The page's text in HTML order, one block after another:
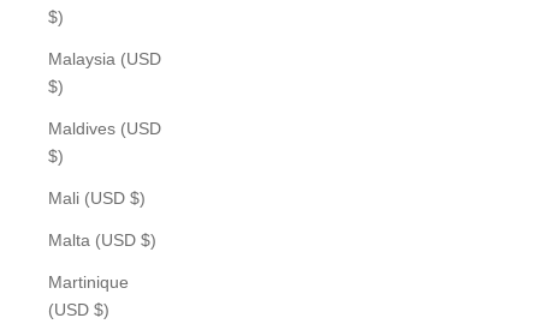
$)
Malaysia (USD
$)
Maldives (USD
$)
Mali (USD $)
Malta (USD $)
Martinique
(USD $)